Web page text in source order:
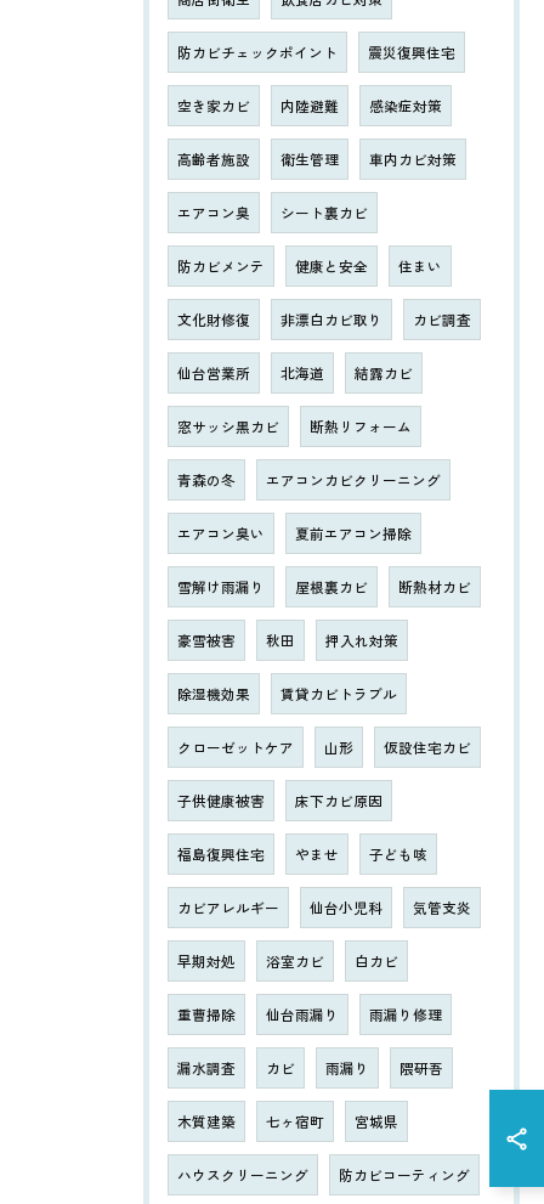
防カビチェックポイント 震災復興住宅
空き家カビ 内陸避難 感染症対策
高齢者施設 衛生管理 車内カビ対策
エアコン臭 シート裏カビ
防カビメンテ 健康と安全 住まい
文化財修復 非漂白カビ取り カビ調査
仙台営業所 北海道 結露カビ
窓サッシ黒カビ 断熱リフォーム
青森の冬 エアコンカビクリーニング
エアコン臭い 夏前エアコン掃除
雪解け雨漏り 屋根裏カビ 断熱材カビ
豪雪被害 秋田 押入れ対策
除湿機効果 賃貸カビトラブル
クローゼットケア 山形 仮設住宅カビ
子供健康被害 床下カビ原因
福島復興住宅 やませ 子ども咳
カビアレルギー 仙台小児科 気管支炎
早期対処 浴室カビ 白カビ
重曹掃除 仙台雨漏り 雨漏り修理
漏水調査 カビ 雨漏り 隈研吾
木質建築 七ヶ宿町 宮城県
ハウスクリーニング 防カビコーティング